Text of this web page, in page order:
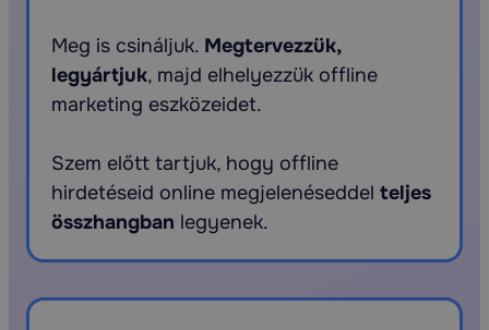
Meg is csináljuk. Megtervezzük,
legyártjuk, majd elhelyezzük offline
marketing eszközeidet.
Szem előtt tartjuk, hogy offline
hirdetéseid online megjelenéseddel teljes
összhangban legyenek.